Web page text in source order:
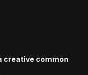
creative common